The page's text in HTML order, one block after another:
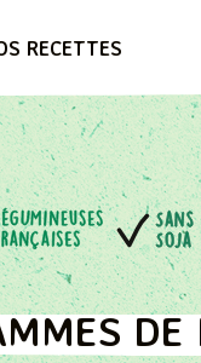
RECETTES
DE